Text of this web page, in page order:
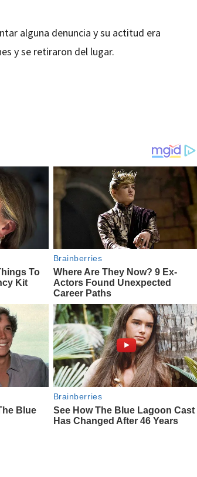
alguna denuncia y su actitud era
y se retiraron del lugar.